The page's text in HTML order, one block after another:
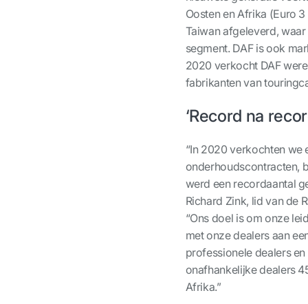
Oosten en Afrika (Euro
Taiwan afgeleverd,
segment. DAF is ook
2020 verkocht DAF
fabrikanten van
“In 2020 verkochten we
onderhoudscontracten,
werd een recordaantal
Richard Zink, lid van de
“Ons doel is om onze
met onze dealers aan
professionele dealers
onafhankelijke dealers
Afrika.”